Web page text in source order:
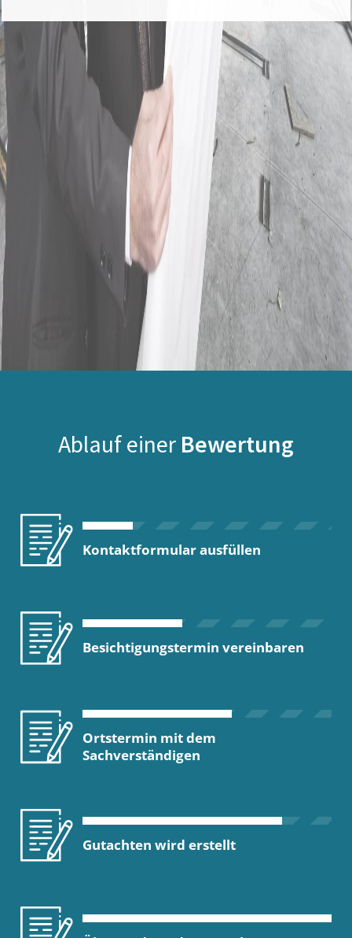
Ablauf einer Bewertung
Kontaktformular ausfüllen
Besichtigungstermin vereinbaren
Ortstermin mit dem
Sachverständigen
Gutachten wird erstellt